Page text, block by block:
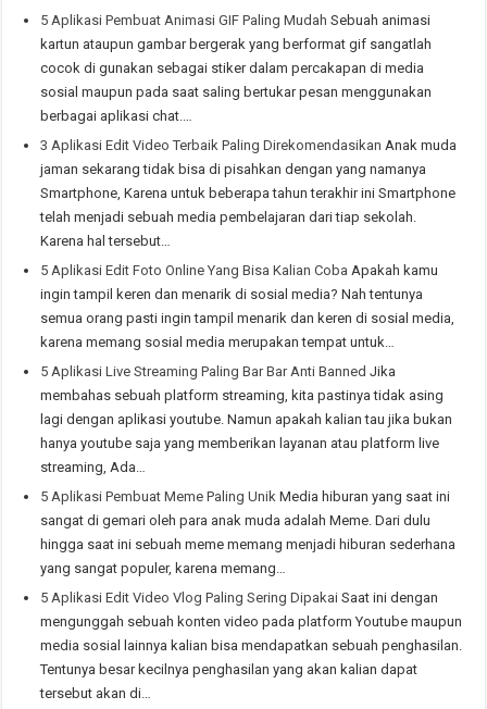
5 Aplikasi Pembuat Animasi GIF Paling Mudah Sebuah animasi
kartun ataupun gambar bergerak yang berformat gif sangatlah
cocok di gunakan sebagai stiker dalam percakapan di media
sosial maupun pada saat saling bertukar pesan menggunakan
berbagai aplikasi chat.…
3 Aplikasi Edit Video Terbaik Paling Direkomendasikan Anak muda
jaman sekarang tidak bisa di pisahkan dengan yang namanya
Smartphone, Karena untuk beberapa tahun terakhir ini Smartphone
telah menjadi sebuah media pembelajaran dari tiap sekolah.
Karena hal tersebut…
5 Aplikasi Edit Foto Online Yang Bisa Kalian Coba Apakah kamu
ingin tampil keren dan menarik di sosial media? Nah tentunya
semua orang pasti ingin tampil menarik dan keren di sosial media,
karena memang sosial media merupakan tempat untuk…
5 Aplikasi Live Streaming Paling Bar Bar Anti Banned Jika
membahas sebuah platform streaming, kita pastinya tidak asing
lagi dengan aplikasi youtube. Namun apakah kalian tau jika bukan
hanya youtube saja yang memberikan layanan atau platform live
streaming, Ada…
5 Aplikasi Pembuat Meme Paling Unik Media hiburan yang saat ini
sangat di gemari oleh para anak muda adalah Meme. Dari dulu
hingga saat ini sebuah meme memang menjadi hiburan sederhana
yang sangat populer, karena memang…
5 Aplikasi Edit Video Vlog Paling Sering Dipakai Saat ini dengan
mengunggah sebuah konten video pada platform Youtube maupun
media sosial lainnya kalian bisa mendapatkan sebuah penghasilan.
Tentunya besar kecilnya penghasilan yang akan kalian dapat
tersebut akan di…